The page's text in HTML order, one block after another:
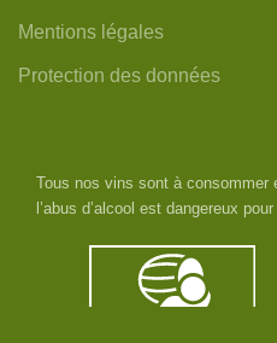
Mentions légales
Protection des données
Tous nos vins sont à consommer
l’abus d’alcool est dangereux